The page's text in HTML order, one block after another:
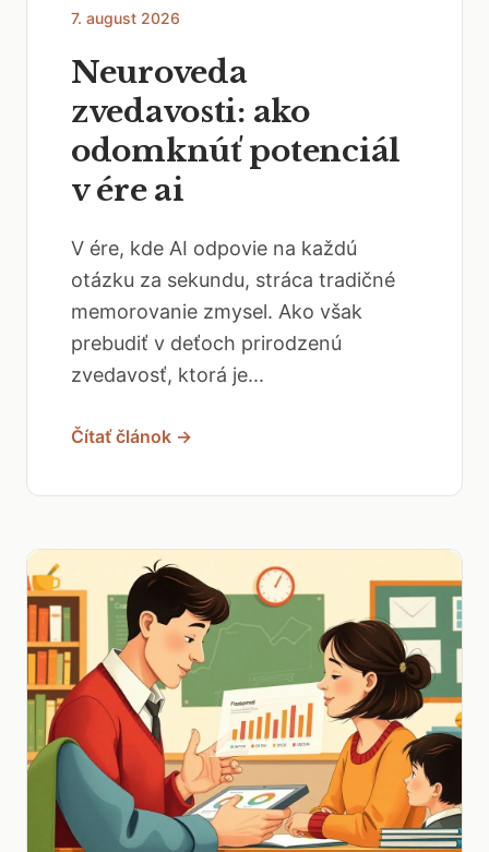
7. august 2026
Neuroveda
zvedavosti: ako
odomknúť potenciál
v ére ai
V ére, kde AI odpovie na každú
otázku za sekundu, stráca tradičné
memorovanie zmysel. Ako však
prebudiť v deťoch prirodzenú
zvedavosť, ktorá je...
Čítať článok →